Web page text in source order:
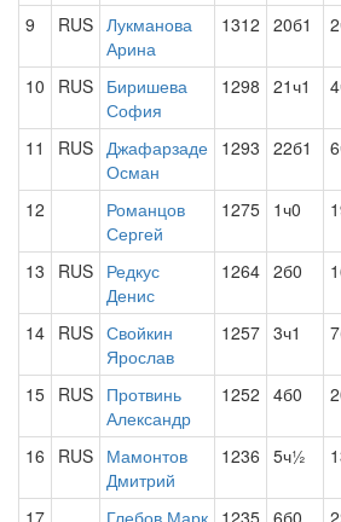
9 RUS Лукманова
Арина
1312 20б1
10 RUS Биришева
София
1298 21ч1
11 RUS Джафарзаде
Осман
1293 22б1
12
Романцов
Сергей
1275 1ч0
13 RUS Редкус
Денис
1264 2б0
14 RUS Свойкин
Ярослав
1257 3ч1
15 RUS Протвинь
Александр
1252 4б0
16 RUS Мамонтов
Дмитрий
1236 5ч½
17 Глебов Марк 1235 6б0